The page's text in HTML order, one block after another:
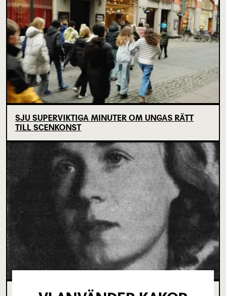
SJU SUPERVIKTIGA MINUTER OM UNGAS RÄTT
TILL SCENKONST
OM TOVE DITLEVSEN OCH